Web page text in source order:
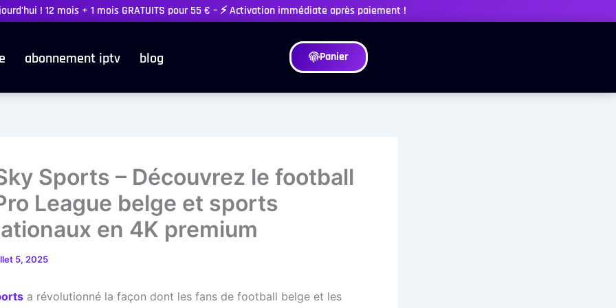
! 12 mois + 1 mois GRATUITS pour 55 € – ⚡ Activation immédiate après paiement !
abonnement iptv blog Panier
Sports – Découvrez le football
League belge et sports
en 4K premium
5, 2025
a révolutionné la façon dont les fans de football belge et les